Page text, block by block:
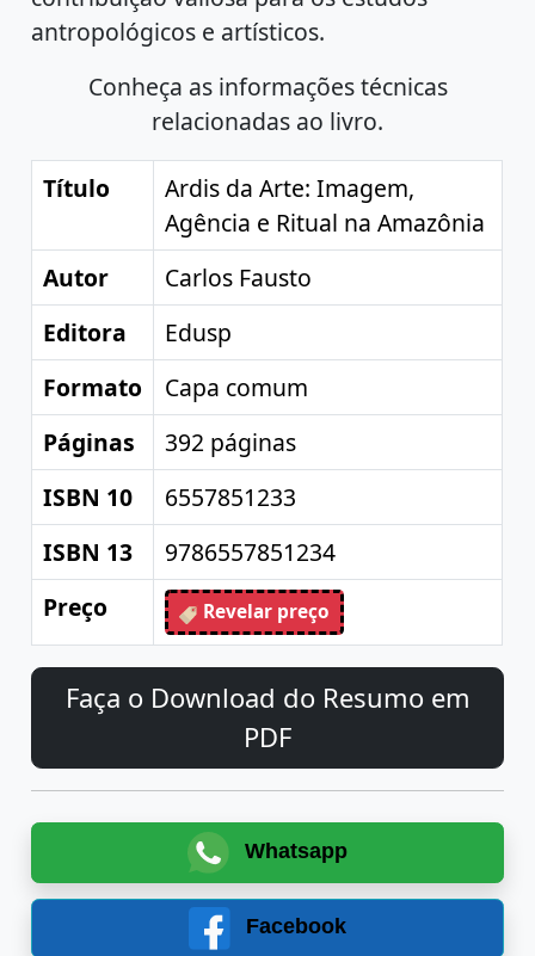
antropológicos e artísticos.
Conheça as informações técnicas
relacionadas ao livro.
Título
Ardis da Arte: Imagem,
Agência e Ritual na Amazônia
Autor
Carlos Fausto
Editora
Edusp
Formato
Capa comum
Páginas
392 páginas
ISBN 10
6557851233
ISBN 13
9786557851234
Preço
Revelar preço
Faça o Download do Resumo em
PDF
Whatsapp
Facebook